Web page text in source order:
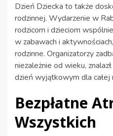
Dzień Dziecka to także
rodzinnej. Wydarzenie w
rodzicom i dzieciom
w zabawach i
rodzinne. Organizatorzy
niezależnie od wieku,
dzień wyjątkowym dla całej
Bezpłatne
Wszystkich